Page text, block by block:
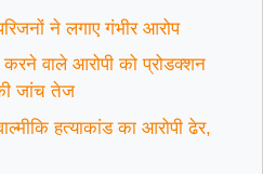
ने लगाए गंभीर आरोप
वाले आरोपी को प्रोडक्शन
जांच तेज
हत्याकांड का आरोपी ढेर,